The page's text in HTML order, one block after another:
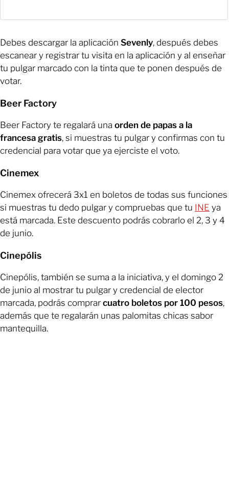
Debes descargar la aplicación Sevenly, después debes
escanear y registrar tu visita en la aplicación y al enseñar
tu pulgar marcado con la tinta que te ponen después de
votar.
Beer Factory
Beer Factory te regalará una orden de papas a la
francesa gratis, si muestras tu pulgar y confirmas con tu
credencial para votar que ya ejerciste el voto.
Cinemex
Cinemex ofrecerá 3x1 en boletos de todas sus funciones
si muestras tu dedo pulgar y compruebas que tu INE ya
está marcada. Este descuento podrás cobrarlo el 2, 3 y 4
de junio.
Cinepólis
Cinepólis, también se suma a la iniciativa, y el domingo 2
de junio al mostrar tu pulgar y credencial de elector
marcada, podrás comprar cuatro boletos por 100 pesos,
además que te regalarán unas palomitas chicas sabor
mantequilla.